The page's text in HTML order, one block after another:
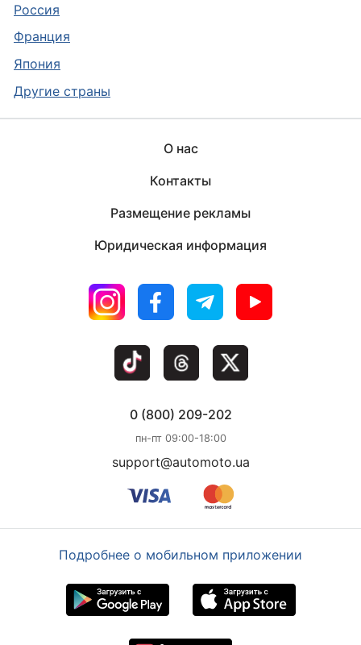
Россия
Франция
Япония
Другие страны
О нас
Контакты
Размещение рекламы
Юридическая информация
0 (800) 209-202
пн-пт 09:00-18:00
support@automoto.ua
Подробнее о мобильном приложении